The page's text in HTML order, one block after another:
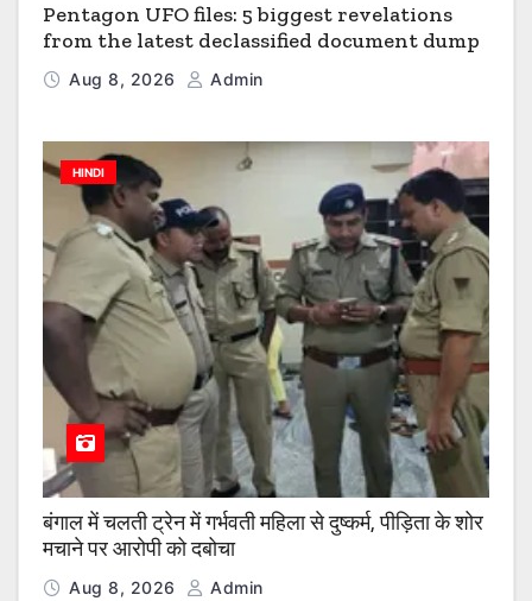
Pentagon UFO files: 5 biggest revelations
from the latest declassified document dump
Aug 8, 2026 Admin
HINDI
बंगाल में चलती ट्रेन में गर्भवती महिला से दुष्कर्म, पीड़िता के शोर
मचाने पर आरोपी को दबोचा
Aug 8, 2026 Admin